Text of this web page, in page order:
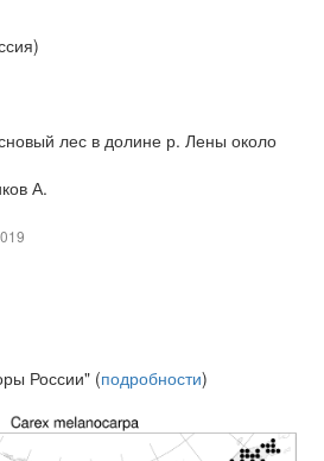
лес в долине р. Лены около
А.
России" (подробности)